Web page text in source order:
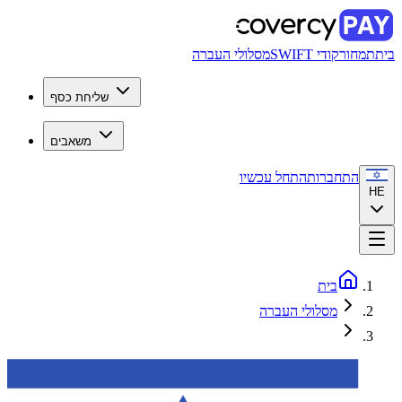
ביתתמחורקודי SWIFT מסלולי העברה
שליחת כסף
משאבים
HE
התחברותהתחל עכשיו
בית
מסלולי העברה